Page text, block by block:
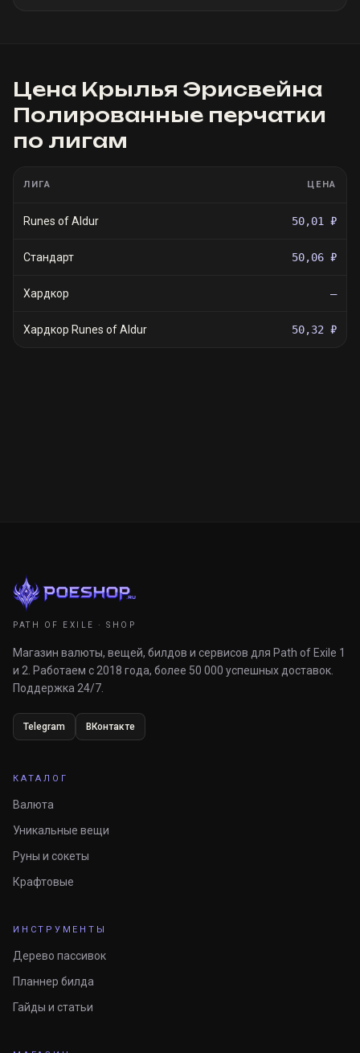
Цена Крылья Эрисвейна
Полированные перчатки
по лигам
ЛИГА ЦЕНА
Runes of Aldur 50,01 ₽
Стандарт 50,06 ₽
Хардкор —
Хардкор Runes of Aldur 50,32 ₽
PATH OF EXILE · SHOP
Магазин валюты, вещей, билдов и сервисов для Path of Exile 1
и 2. Работаем с 2018 года, более 50 000 успешных доставок.
Поддержка 24/7.
Telegram ВКонтакте
КАТАЛОГ
Валюта
Уникальные вещи
Руны и сокеты
Крафтовые
ИНСТРУМЕНТЫ
Дерево пассивок
Планнер билда
Гайды и статьи